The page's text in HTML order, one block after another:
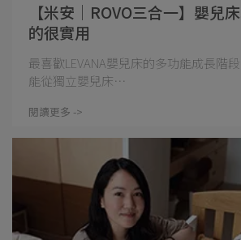
【米安│ROVO三合一】嬰兒
的很實用
最喜歡LEVANA嬰兒床的多功能成長階
能從獨立嬰兒床⋯
閱讀更多 ->